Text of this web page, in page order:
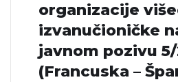
organizacije
izvanučioničke
javnom pozivu
(Francuska –